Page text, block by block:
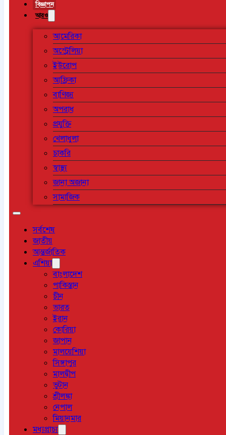
বিজ্ঞাপন
আরও
আমেরিকা
অস্ট্রেলিয়া
ইউরোপ
আফ্রিকা
বাণিজ্য
অপরাধ
প্রযুক্তি
খেলাধুলা
চাকরি
স্বাস্থ্য
জানা অজানা
সামাজিক
সর্বশেষ
জাতীয়
আন্তর্জাতিক
এশিয়া
বাংলাদেশ
পাকিস্তান
চীন
ভারত
ইরান
কোরিয়া
জাপান
মালয়েশিয়া
সিঙ্গাপুর
মালদ্বীপ
ভুটান
শ্রীলঙ্কা
নেপাল
মিয়ানমার
মধ্যপ্রাচ্য